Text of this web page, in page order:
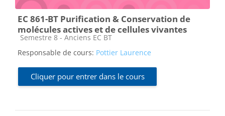
EC 861-BT Purification & Conservation de
molécules actives et de cellules vivantes
Catégorie de cours
Semestre 8 - Anciens EC BT
Responsable de cours: Pottier Laurence
Cliquer pour entrer dans le cours